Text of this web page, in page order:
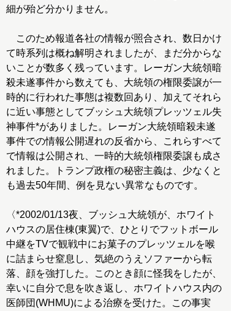
細が殆ど分かりません。
このため報道各社の情報が照合され、数日かけ
て時系列は概ね解明されましたが、まだ分からな
いことが数多く残っています。レーガン大統領暗
殺未遂事件から数えても、大統領の権限委譲が一
時的に行われた事態は複数回あり、加えてそれら
に近い事態としてブッシュ大統領プレッツェル失
神事件*がありました。レーガン大統領暗殺未遂
事件での情報公開遅れの反省から、これらすべて
で情報は公開され、一時的大統領権限委譲も成さ
れました。トランプ政権の秘密主義は、少なくと
も過去50年間、例を見ない異常なものです。
〈*2002/01/13夜、ブッシュ大統領が、ホワイト
ハウスの居住棟(東翼)で、ひとりでフットボール
中継をTVで観戦中にお菓子のプレッツェルを喉
に詰まらせ窒息し、気絶のうえソファーから転
落、顔を強打した。このとき顔に怪我をしたが、
幸いに自分で息を吹き返し、ホワイトハウス内の
医師団(WHMU)による治療を受けた。この事実